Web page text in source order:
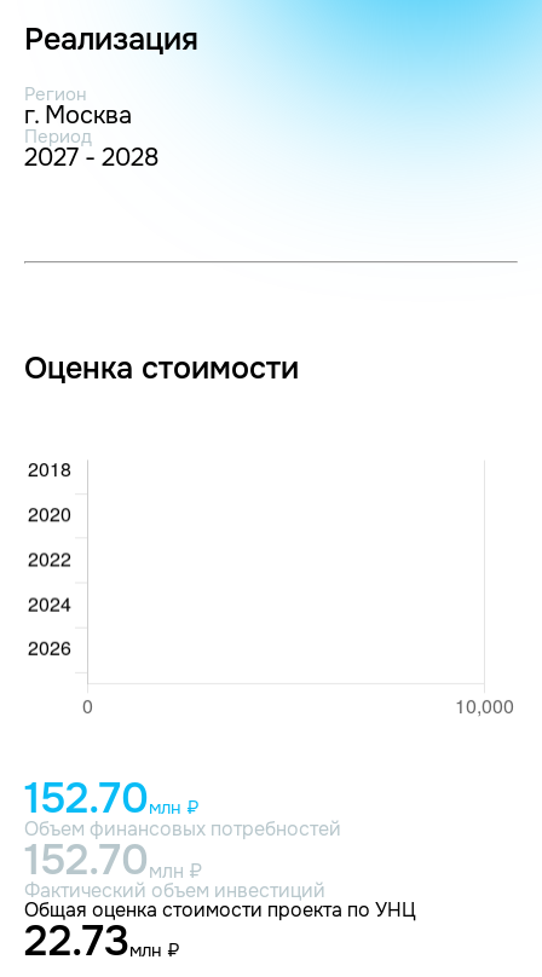
Реализация
Регион
г. Москва
Период
2027 - 2028
Оценка стоимости
152.70млн ₽
Объем финансовых потребностей
152.70млн ₽
Фактический объем инвестиций
Общая оценка стоимости проекта по УНЦ
22.73млн ₽